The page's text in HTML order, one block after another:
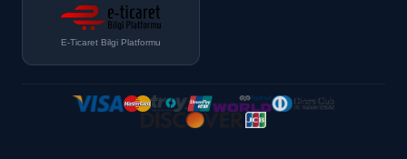
E-Ticaret Bilgi Platformu